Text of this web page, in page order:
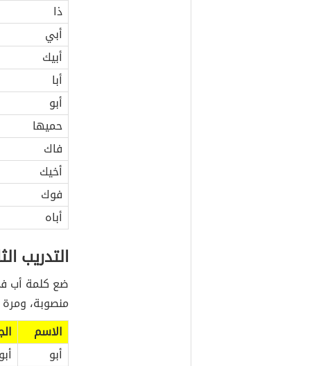
ذا
أبي
أبيك
أبا
أبو
حميها
فاك
أخيك
فوك
أباه
التدريب
ضع كلمة أب
منصوبة، ومرة
الاسم
أبو